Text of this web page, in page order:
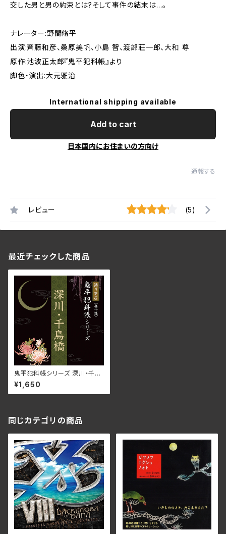
交した男と男の約束とは?そして事件の結末は…。
ナレーター:野間脩平
出演:斉藤和彦、桑原美帆、小島 智、渡部荘一郎、大和 尊
原作:池波正太郎『鬼平犯科帳』より
脚色・演出:大元雅治
International shipping available
Add to cart
日本国内にお住まいの方向け
通報する
レビュー (5)
最近チェックした商品
鬼平犯科帳シリーズ 深川・千鳥
橋 DLBK-202(仕様:CD)
¥1,650
同じカテゴリの商品